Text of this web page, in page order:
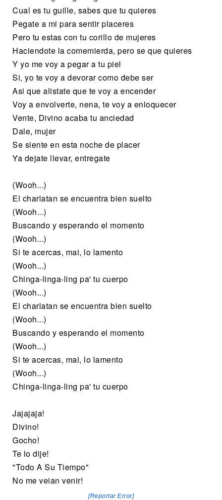
Cual es tu guille, sabes que tu quieres
Pegate a mi para sentir placeres
Pero tu estas con tu corillo de mujeres
Haciendote la comemierda, pero se que quieres
Y yo me voy a pegar a tu piel
Si, yo te voy a devorar como debe ser
Asi que alistate que te voy a encender
Voy a envolverte, nena, te voy a enloquecer
Vente, Divino acaba tu anciedad
Dale, mujer
Se siente en esta noche de placer
Ya dejate llevar, entregate
(Wooh...)
El charlatan se encuentra bien suelto
(Wooh...)
Buscando y esperando el momento
(Wooh...)
Si te acercas, mai, lo lamento
(Wooh...)
Chinga-linga-ling pa' tu cuerpo
(Wooh...)
El charlatan se encuentra bien suelto
(Wooh...)
Buscando y esperando el momento
(Wooh...)
Si te acercas, mai, lo lamento
(Wooh...)
Chinga-linga-ling pa' tu cuerpo
Jajajaja!
Divino!
Gocho!
Te lo dije!
"Todo A Su Tiempo"
No me veian venir!
[Reportar Error]